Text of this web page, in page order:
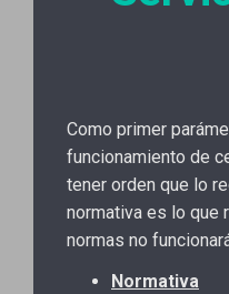
Como primer
funcionamiento de
tener orden que lo
normativa es lo que
normas no
Normativa